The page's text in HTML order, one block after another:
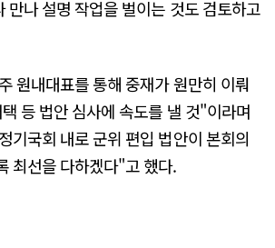
만나 설명 작업을 벌이는 것도 검토하고
원내대표를 통해 중재가 원만히 이뤄
등 법안 심사에 속도를 낼 것"이라며
기국회 내로 군위 편입 법안이 본회의
최선을 다하겠다"고 했다.